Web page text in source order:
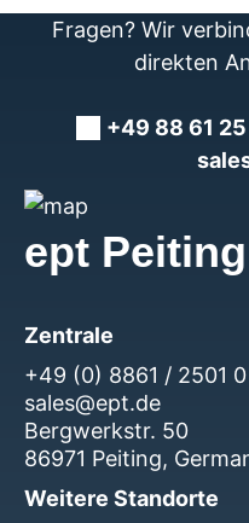
Fragen? Wir
direkten
+49 88 61
ept
Zentrale
+49 (0) 8861 / 2501 0
sales@ept.de
Bergwerkstr. 50
86971 Peiting,
Weitere Standorte